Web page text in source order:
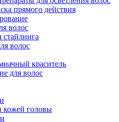
прямого действия
волос
стайлинга
волос
краситель
для волос
кожей головы